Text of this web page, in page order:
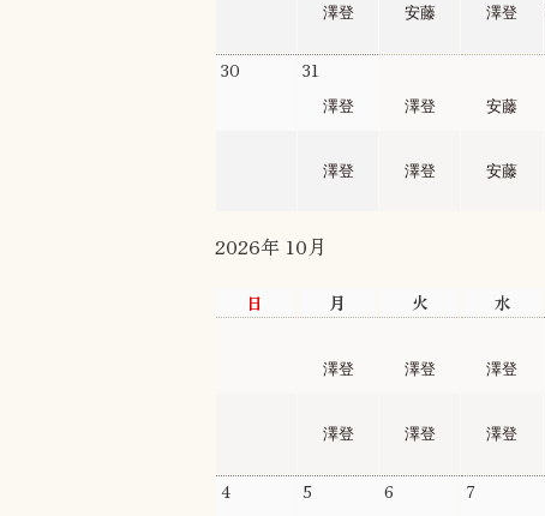
澤登 安藤 澤登
30 31
澤登 澤登 安藤
澤登 澤登 安藤
2026年 10月
日 月 火 水
澤登 澤登 澤登
澤登 澤登 澤登
4 5 6 7